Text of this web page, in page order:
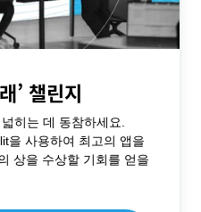
’ 챌린지
히는 데 동참하세요.
을 사용하여 최고의 앱을
상을 수상할 기회를 얻을